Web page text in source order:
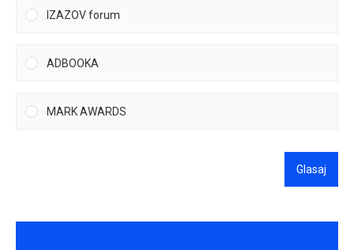
IZAZOV forum
ADBOOKA
MARK AWARDS
Glasaj